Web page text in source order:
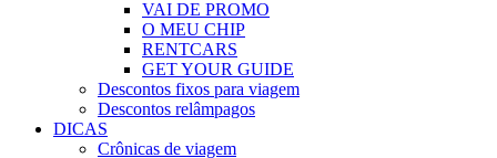
VAI DE PROMO
O MEU CHIP
RENTCARS
GET YOUR GUIDE
Descontos fixos para viagem
Descontos relâmpagos
DICAS
Crônicas de viagem